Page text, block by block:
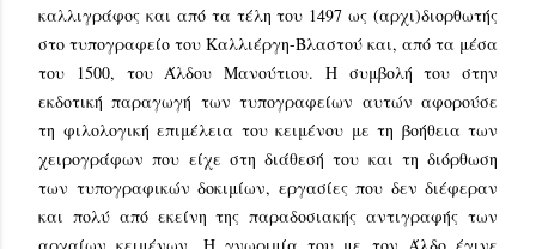
καλλιγράφος και από τα τέλη του 1497 ως (αρχι)διορθωτής
στο τυπογραφείο του Καλλιέργη-Βλαστού και, από τα μέσα
του 1500, του Άλδου Μανούτιου. Η συμβολή του στην
εκδοτική παραγωγή των τυπογραφείων αυτών αφορούσε
τη φιλολογική επιμέλεια του κειμένου με τη βοήθεια των
χειρογράφων που είχε στη διάθεσή του και τη διόρθωση
των τυπογραφικών δοκιμίων, εργασίες που δεν διέφεραν
και πολύ από εκείνη της παραδοσιακής αντιγραφής των